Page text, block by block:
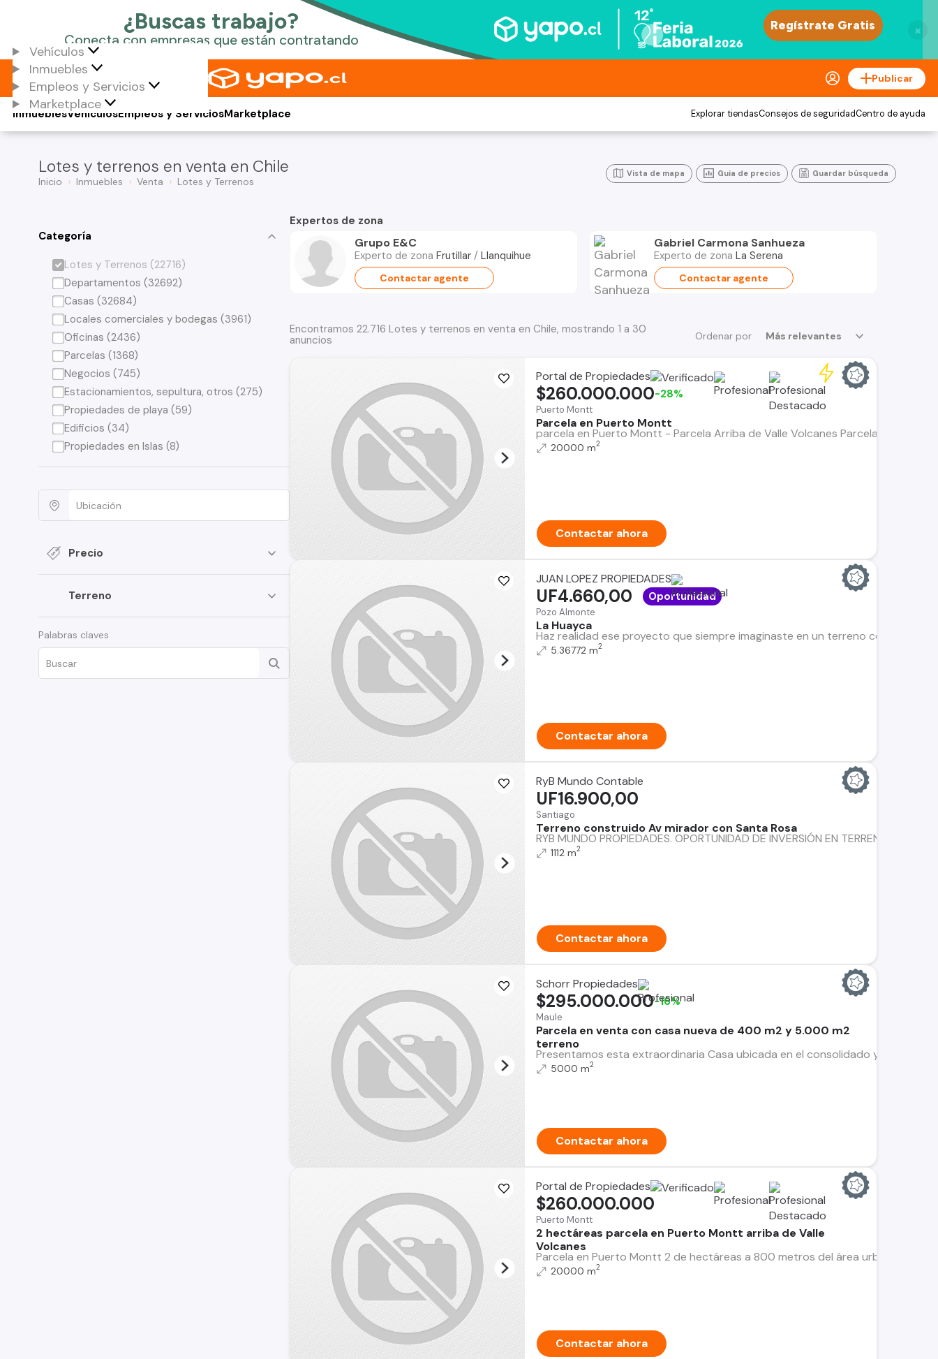
×
Vehículos
Inmuebles
Empleos y Servicios
Marketplace
Publicar
Vehículos
Inmuebles Empleos y ServiciosMarketplace Explorar tiendasConsejos de seguridadCentro de ayuda
Lotes y terrenos en venta en Chile
Inicio Inmuebles Venta Lotes y Terrenos
Vista de mapa Guia de precios Guardar búsqueda
Categoría
Lotes y Terrenos (22716)
Departamentos (32692)
Casas (32684)
Locales comerciales y bodegas (3961)
Oficinas (2436)
Parcelas (1368)
Negocios (745)
Estacionamientos, sepultura, otros (275)
Propiedades de playa (59)
Edificios (34)
Propiedades en Islas (8)
Precio
Terreno
Palabras claves
Expertos de zona
Grupo E&C
Experto de zona Frutillar/ Llanquihue
Contactar agente
Gabriel Carmona Sanhueza
Experto de zona La Serena
Contactar agente
Ordenar por Más relevantes
Encontramos 22.716 Lotes y terrenos en venta en Chile, mostrando 1 a 30
anuncios
Portal de Propiedades
Puerto Montt
Parcela en Puerto Montt
parcela en Puerto Montt - Parcela Arriba de Valle Volcanes Parcela rural de
$260.000.000-28%
20000 m2
Contactar ahora
JUAN LOPEZ PROPIEDADES
Pozo Almonte
La Huayca
Haz realidad ese proyecto que siempre imaginaste en un terreno con el
UF4.660,00 Oportunidad
5.36772 m2
Contactar ahora
RyB Mundo Contable
Santiago
Terreno construido Av mirador con Santa Rosa
RYB MUNDO PROPIEDADES. OPORTUNIDAD DE INVERSIÓN EN TERRENO
UF16.900,00
1112 m2
Contactar ahora
Schorr Propiedades
Maule
Parcela en venta con casa nueva de 400 m2 y 5.000 m2
terreno
Presentamos esta extraordinaria Casa ubicada en el consolidado y tranquilo
$295.000.000-16%
5000 m2
Contactar ahora
Portal de Propiedades
Puerto Montt
2 hectáreas parcela en Puerto Montt arriba de Valle
Volcanes
Parcela en Puerto Montt 2 de hectáreas a 800 metros del área urbana
$260.000.000
20000 m2
Contactar ahora